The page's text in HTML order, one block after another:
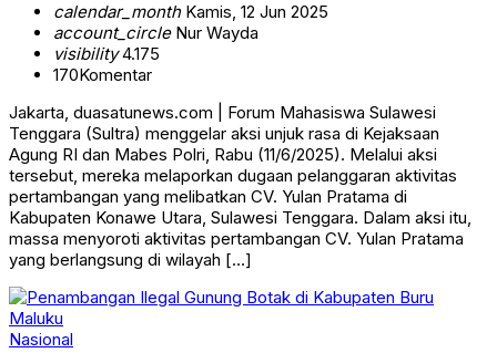
calendar_monthKamis, 12 Jun 2025
account_circleNur Wayda
visibility4.175
170Komentar
Jakarta, duasatunews.com | Forum Mahasiswa Sulawesi
Tenggara (Sultra) menggelar aksi unjuk rasa di Kejaksaan
Agung RI dan Mabes Polri, Rabu (11/6/2025). Melalui aksi
tersebut, mereka melaporkan dugaan pelanggaran aktivitas
pertambangan yang melibatkan CV. Yulan Pratama di
Kabupaten Konawe Utara, Sulawesi Tenggara. Dalam aksi itu,
massa menyoroti aktivitas pertambangan CV. Yulan Pratama
yang berlangsung di wilayah […]
Nasional